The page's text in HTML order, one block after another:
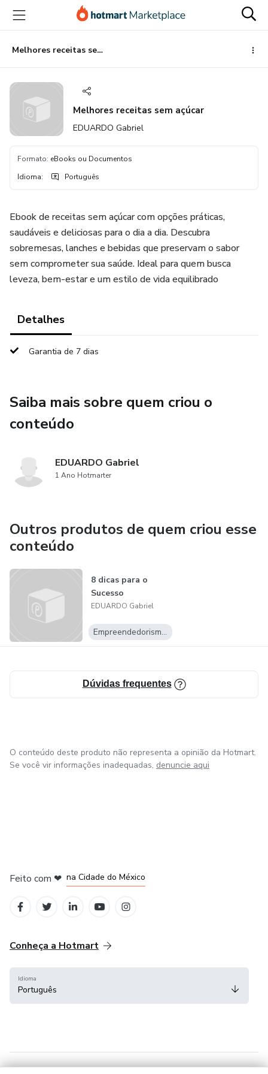
para
conteúdo
principal
para
pagamento
para
rodapé
Melhores receitas sem açúcar
Melhores receitas sem açúcar
EDUARDO Gabriel
Formato: eBooks ou Documentos
Idioma: Português
Ebook de receitas sem açúcar com opções práticas,
saudáveis e deliciosas para o dia a dia. Descubra
sobremesas, lanches e bebidas que preservam o sabor
sem comprometer sua saúde. Ideal para quem busca
leveza, bem-estar e um estilo de vida equilibrado
Detalhes
Garantia de 7 dias
Saiba mais sobre quem criou o
conteúdo
EDUARDO Gabriel
1 Ano Hotmarter
Outros produtos de quem criou esse
conteúdo
8 dicas para o
Sucesso
EDUARDO Gabriel
Empreendedorismo Digital
Dúvidas frequentes
O conteúdo deste produto não representa a opinião da Hotmart.
Se você vir informações inadequadas, denuncie aqui
Feito com ❤ na Cidade do México
Conheça a Hotmart
Idioma
Português